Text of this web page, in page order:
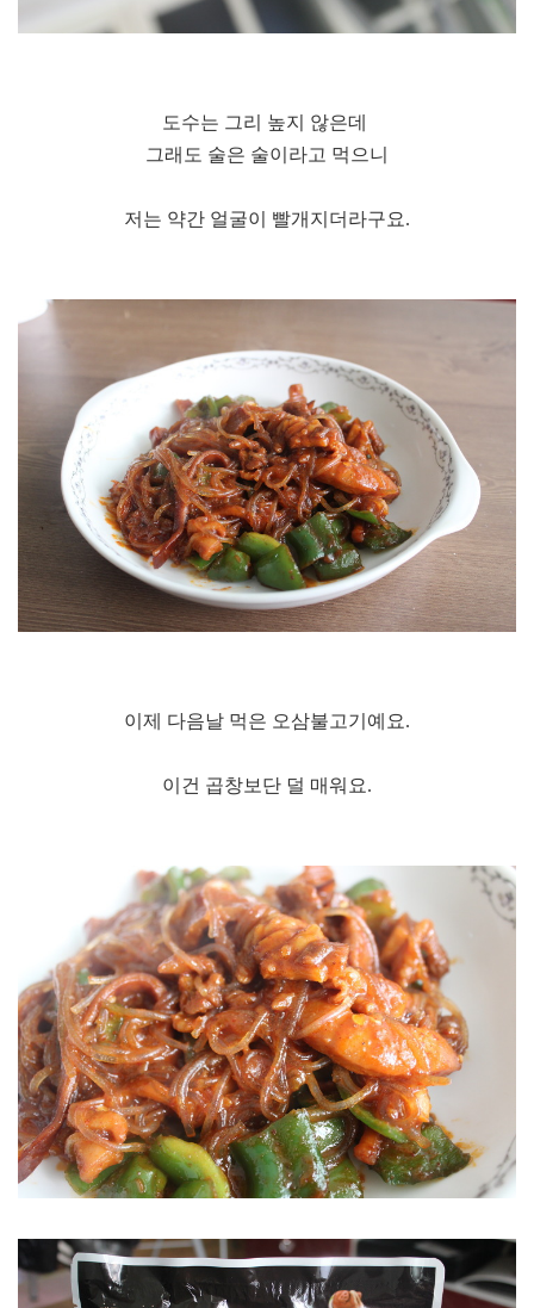
도수는 그리 높지 않은데
그래도 술은 술이라고 먹으니
저는 약간 얼굴이 빨개지더라구요.
이제 다음날 먹은 오삼불고기예요.
이건 곱창보단 덜 매워요.